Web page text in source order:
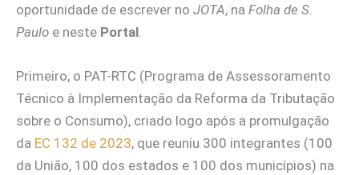
oportunidade de escrever no JOTA, na Folha de S.
Paulo e neste Portal
Primeiro, o PAT-RTC (Programa de Assessoramento
Técnico à Implementação da Reforma da Tributação
sobre o Consumo), criado logo após a promulgação
da EC 132 de 2023, que reuniu 300 integrantes (100
da União, 100 dos estados e 100 dos municípios) na